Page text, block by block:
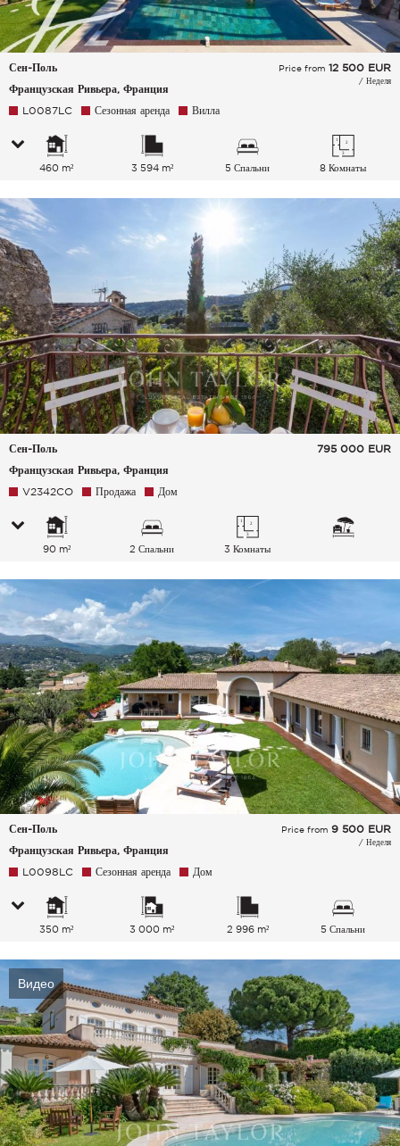
Сен-Поль
Французская Ривьера, Франция
Price from 12 500 EUR
/ Неделя
L0087LC Сезонная аренда Вилла
460 m² 3 594 m² 5 Спальни 8 Комнаты
Сен-Поль
Французская Ривьера, Франция
795 000 EUR
V2342CO Продажа Дом
90 m² 2 Спальни 3 Комнаты
Сен-Поль
Французская Ривьера, Франция
Price from 9 500 EUR
/ Неделя
L0098LC Сезонная аренда Дом
350 m² 3 000 m² 2 996 m² 5 Спальни
Видео